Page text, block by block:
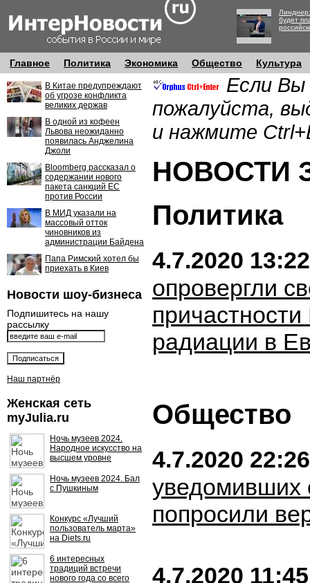
будет
Главное Политика Экономика Общество Культура
В Китае предупреждают
об угрозе конфликта
великих держав
В одной из кофеен
Львова неожиданно
появилась Анджелина
Джоли
Bloomberg рассказал о
содержании нового
пакета санкций ЕС
против России
В МИД указали на
массовый отток
чиновников из
администрации Байдена
Папа Римский хотел бы
приехать в Киев
Новости шоу-бизнеса
Подпишитесь на нашу
рассылку
Наш партнёр
Женская сеть
myJulia.ru
Ночь музеев 2024.
Народное искусство на
высшем уровне
Ночь музеев 2024. Бал
с Пушкиным
Конкурс «Лучший
пользователь марта»
на Diets.ru
6 интересных
традиций встречи
нового года со всего
Если Вы
пожалуйста,
и нажмите
НОВОСТИ
Политика
4.7.2020 13:22
опровергли
причастности
радиации в
Общество
4.7.2020 22:26
уведомивших
попросили
4.7.2020 11:45